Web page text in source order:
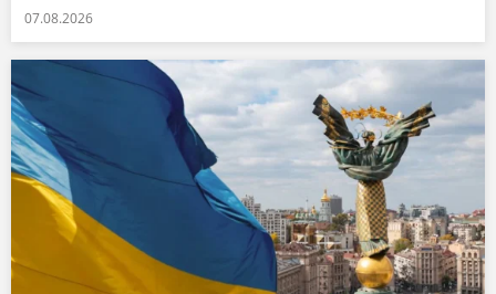
07.08.2026